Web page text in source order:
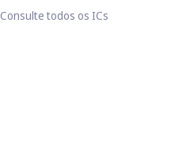
Consulte todos os ICs